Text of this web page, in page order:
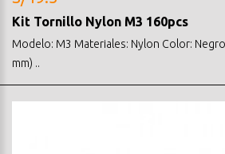
Kit Tornillo Nylon M3 160pcs
Modelo: M3 Materiales: Nylon Color:
mm) ..